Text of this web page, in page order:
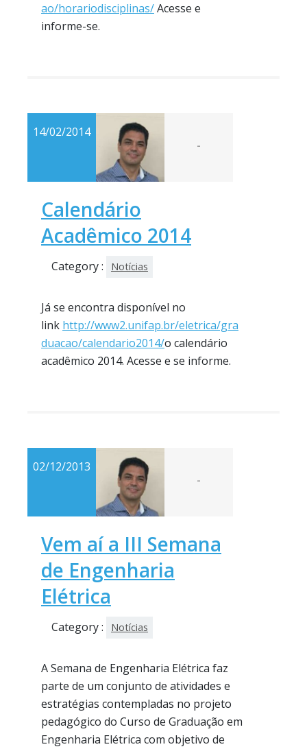
ao/horariodisciplinas/Acesse e
informe-se.
14/02/2014
-
Calendário
Acadêmico 2014
Category : Notícias
Já se encontra disponível no
link http://www2.unifap.br/eletrica/gra
duacao/calendario2014/o calendário
acadêmico 2014. Acesse e se informe.
02/12/2013
-
Vem aí a III Semana
de Engenharia
Elétrica
Category : Notícias
A Semana de Engenharia Elétrica faz
parte de um conjunto de atividades e
estratégias contempladas no projeto
pedagógico do Curso de Graduação em
Engenharia Elétrica com objetivo de